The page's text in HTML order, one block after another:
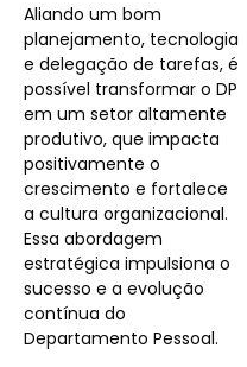
Aliando um bom
planejamento, tecnologia
e delegação de tarefas, é
possível transformar o DP
em um setor altamente
produtivo, que impacta
positivamente o
crescimento e fortalece
a cultura organizacional.
Essa abordagem
estratégica impulsiona o
sucesso e a evolução
contínua do
Departamento Pessoal.